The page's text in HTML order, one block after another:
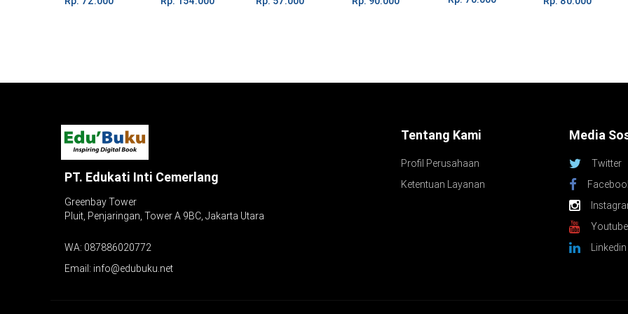
QUR’AN
K2020
PT. Edukati Inti Cemerlang
Greenbay Tower
Pluit, Penjaringan, Tower A 9BC, Jakarta Utara
WA: 087886020772
Email: info@edubuku.net
Tentang Kami
Profil Perusahaan
Ketentuan Layanan
Media
Twitter
Youtube
Linkedin